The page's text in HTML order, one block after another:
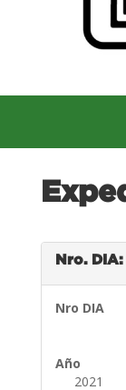
Nro. DIA:
Nro DIA
Año
2021